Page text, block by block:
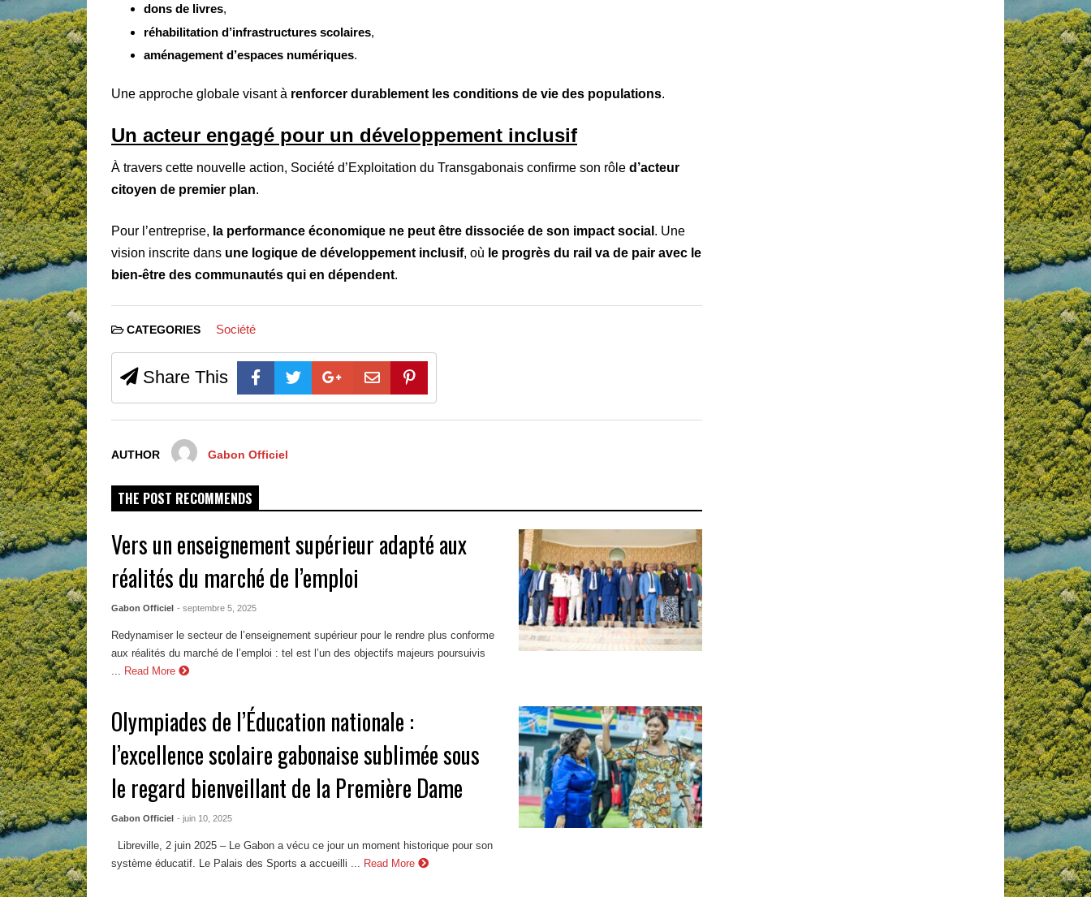
dons de livres,
réhabilitation d’infrastructures scolaires,
aménagement d’espaces numériques.
Une approche globale visant à renforcer durablement les conditions de vie des populations.
Un acteur engagé pour un développement inclusif
À travers cette nouvelle action, Société d’Exploitation du Transgabonais confirme son rôle d’acteur
citoyen de premier plan.
Pour l’entreprise, la performance économique ne peut être dissociée de son impact social . Une
vision inscrite dans une logique de développement inclusif, où le progrès du rail va de pair avec le
bien-être des communautés qui en dépendent.
CATEGORIES Société
Share This
AUTHOR Gabon Officiel
THE POST RECOMMENDS
Vers un enseignement supérieur adapté aux
réalités du marché de l’emploi
Gabon Officiel - septembre 5, 2025
Redynamiser le secteur de l’enseignement supérieur pour le rendre plus conforme
aux réalités du marché de l’emploi : tel est l’un des objectifs majeurs poursuivis
... Read More
Olympiades de l’Éducation nationale :
l’excellence scolaire gabonaise sublimée sous
le regard bienveillant de la Première Dame
Gabon Officiel - juin 10, 2025
Libreville, 2 juin 2025 – Le Gabon a vécu ce jour un moment historique pour son
système éducatif. Le Palais des Sports a accueilli ... Read More